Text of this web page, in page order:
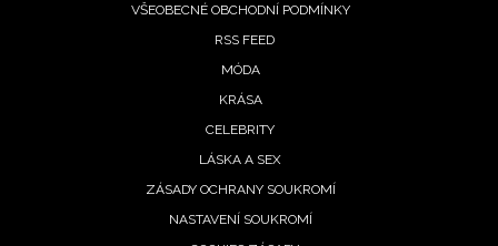
VŠEOBECNÉ OBCHODNÍ PODMÍNKY
RSS FEED
MÓDA
KRÁSA
CELEBRITY
LÁSKA A SEX
ZÁSADY OCHRANY SOUKROMÍ
NASTAVENÍ SOUKROMÍ